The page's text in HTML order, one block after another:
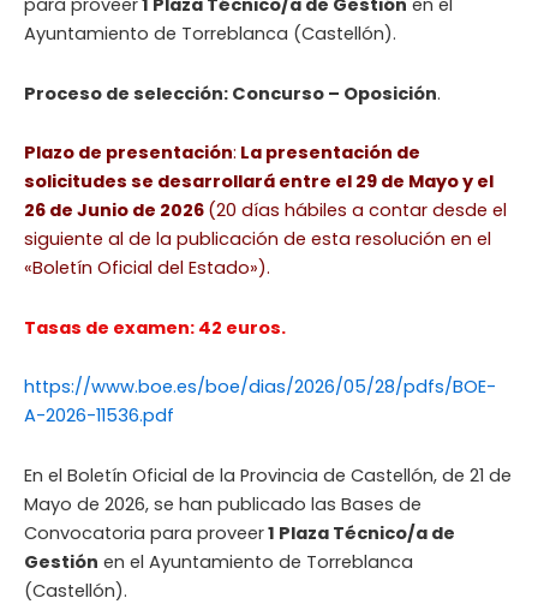
para proveer1 Plaza Técnico/a de Gestión en el
Ayuntamiento de Torreblanca (Castellón).
Proceso de selección: Concurso – Oposición.
Plazo de presentación: La presentación de
solicitudes se desarrollará entre el 29 de Mayo y el
26 de Junio de 2026 (20 días hábiles a contar desde el
siguiente al de la publicación de esta resolución en el
«Boletín Oficial del Estado»).
Tasas de examen: 42 euros.
https://www.boe.es/boe/dias/2026/05/28/pdfs/BOE-
A-2026-11536.pdf
En el Boletín Oficial de la Provincia de Castellón, de 21 de
Mayo de 2026, se han publicado las Bases de
Convocatoria para proveer1 Plaza Técnico/a de
Gestión en el Ayuntamiento de Torreblanca
(Castellón).